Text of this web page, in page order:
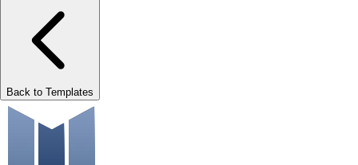
Back to Templates